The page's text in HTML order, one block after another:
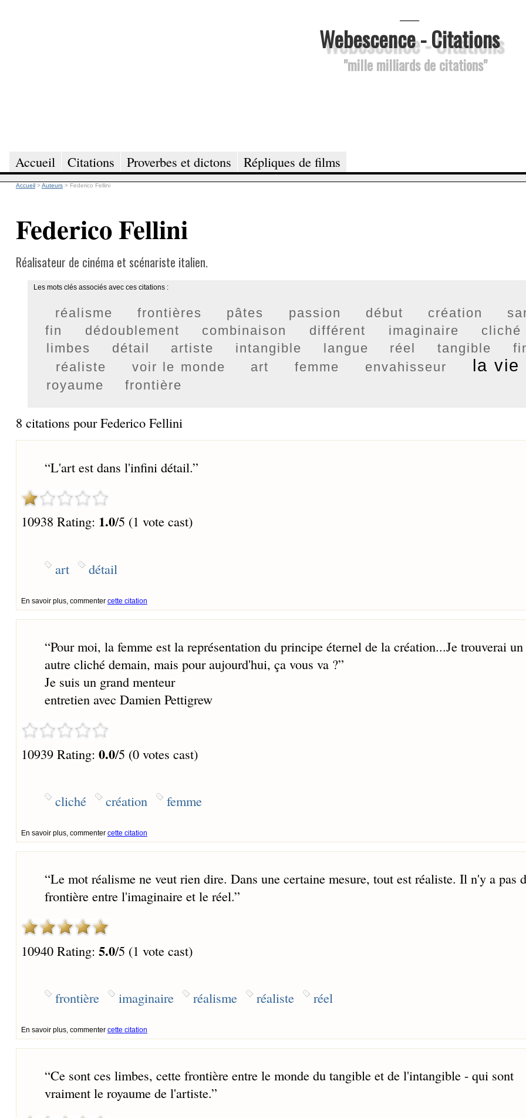
Webescence - Citations
"mille milliards de citations"
Accueil Citations Proverbes et dictons Répliques de films
Accueil >Auteurs > Federico Fellini
Federico Fellini
Réalisateur de cinéma et scénariste italien.
Les mots clés associés avec ces citations :
réalisme frontières pâtes passion début création
fin
dédoublement combinaison différent imaginaire
cliché
limbes
détail artiste intangible langue réel tangible
réaliste
voir le monde art femme envahisseur la vie
royaume frontière
8 citations pour Federico Fellini
“L'art est dans l'infini détail.”
10938 Rating: 1.0/5 (1 vote cast)
art détail
En savoir plus, commenter cette citation
“Pour moi, la femme est la représentation du principe éternel de la création...Je trouverai un
autre cliché demain, mais pour aujourd'hui, ça vous va ?”
Je suis un grand menteur
entretien avec Damien Pettigrew
10939 Rating: 0.0/5 (0 votes cast)
cliché création femme
En savoir plus, commenter cette citation
“Le mot réalisme ne veut rien dire. Dans une certaine mesure, tout est réaliste. Il n'y a pas
frontière entre l'imaginaire et le réel.”
10940 Rating: 5.0/5 (1 vote cast)
frontière imaginaire réalisme réaliste réel
En savoir plus, commenter cette citation
“Ce sont ces limbes, cette frontière entre le monde du tangible et de l'intangible - qui sont
vraiment le royaume de l'artiste.”